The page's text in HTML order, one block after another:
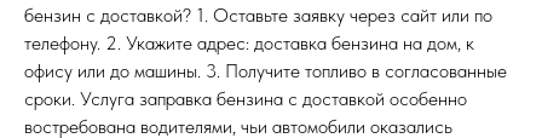
бензин с доставкой? 1. Оставьте заявку через сайт или по
телефону. 2. Укажите адрес: доставка бензина на дом, к
офису или до машины. 3. Получите топливо в согласованные
сроки. Услуга заправка бензина с доставкой особенно
востребована водителями, чьи автомобили оказались